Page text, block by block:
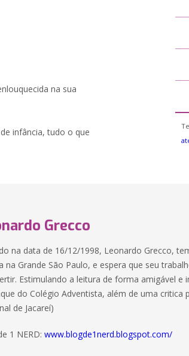
na sua
infância, tudo o que
Grecco
na data de 16/12/1998, Leonardo Grecco,
na Grande São Paulo, e espera que seu
Estimulando a leitura de forma amigável
do Colégio Adventista, além de uma critica
de Jacareí)
1 NERD:www.blogde1nerd.blogspot.com/